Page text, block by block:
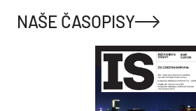
NAŠE ČASOPISY